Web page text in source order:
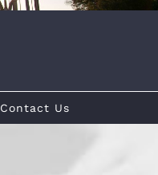
Contact Us